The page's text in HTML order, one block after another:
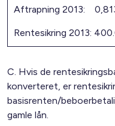
Aftrapning 2013:
Rentesikring 2013:
C. Hvis de
konverteret, er
basisrenten/
gamle lån.